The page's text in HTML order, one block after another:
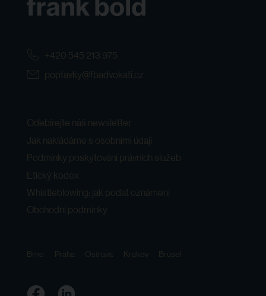
+420 545 213 975
poptavky@fbadvokati.cz
Odebírejte náš newsletter
Jak nakládáme s osobními údaji
Podmínky poskytování právních služeb
Etický kodex
Whistleblowing: jak podat oznámení
Obchodní podmínky
Brno Praha Ostrava Krakov Brusel